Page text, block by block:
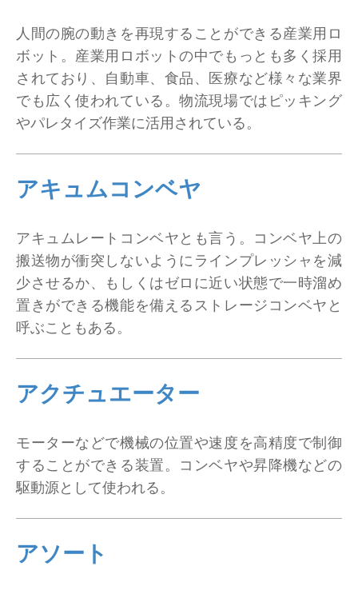
人間の腕の動きを再現することができる産業用ロ
ボット。産業用ロボットの中でもっとも多く採用
されており、自動車、食品、医療など様々な業界
でも広く使われている。物流現場ではピッキング
やパレタイズ作業に活用されている。
アキュムコンベヤ
アキュムレートコンベヤとも言う。コンベヤ上の
搬送物が衝突しないようにラインプレッシャを減
少させるか、もしくはゼロに近い状態で一時溜め
置きができる機能を備えるストレージコンベヤと
呼ぶこともある。
アクチュエーター
モーターなどで機械の位置や速度を高精度で制御
することができる装置。コンベヤや昇降機などの
駆動源として使われる。
アソート